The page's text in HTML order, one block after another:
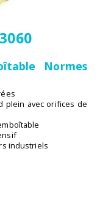
Normes
plein avec orifices de
industriels